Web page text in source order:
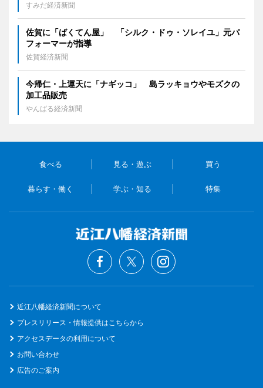
すみだ経済新聞
佐賀に「ばくてん屋」 「シルク・ドゥ・ソレイユ」元パ
フォーマーが指導
佐賀経済新聞
今帰仁・上運天に「ナギッコ」 島ラッキョウやモズクの
加工品販売
やんばる経済新聞
食べる 見る・遊ぶ 買う
暮らす・働く 学ぶ・知る 特集
近江八幡経済新聞について
プレスリリース・情報提供はこちらから
アクセスデータの利用について
お問い合わせ
広告のご案内